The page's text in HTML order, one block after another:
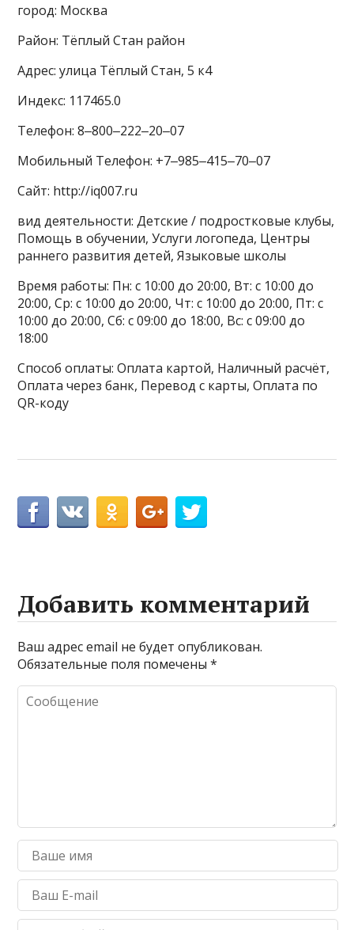
город: Москва
Район: Тёплый Стан район
Адрес: улица Тёплый Стан, 5 к4
Индекс: 117465.0
Телефон: 8‒800‒222‒20‒07
Мобильный Телефон: +7‒985‒415‒70‒07
Сайт: http://iq007.ru
вид деятельности: Детские / подростковые клубы,
Помощь в обучении, Услуги логопеда, Центры
раннего развития детей, Языковые школы
Время работы: Пн: с 10:00 до 20:00, Вт: с 10:00 до
20:00, Ср: с 10:00 до 20:00, Чт: с 10:00 до 20:00, Пт: с
10:00 до 20:00, Сб: с 09:00 до 18:00, Вс: с 09:00 до
18:00
Способ оплаты: Оплата картой, Наличный расчёт,
Оплата через банк, Перевод с карты, Оплата по
QR-коду
Добавить комментарий
Ваш адрес email не будет опубликован.
Обязательные поля помечены*